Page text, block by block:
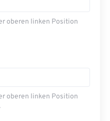
oberen linken Position
oberen linken Position